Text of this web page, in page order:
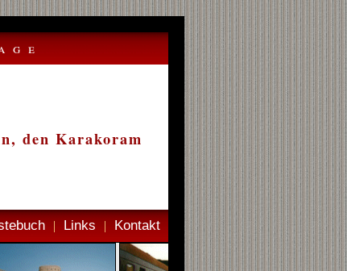
den Karakoram
| Links | Kontakt